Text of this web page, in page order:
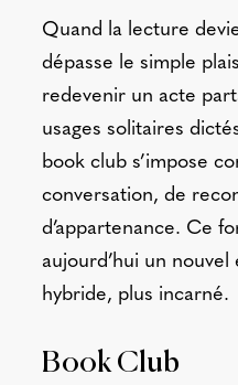
Quand la lecture
dépasse le simple
redevenir un acte
usages solitaires
book club s’impose
conversation, de
d’appartenance. Ce
aujourd’hui un
hybride, plus incarné.
Book Club